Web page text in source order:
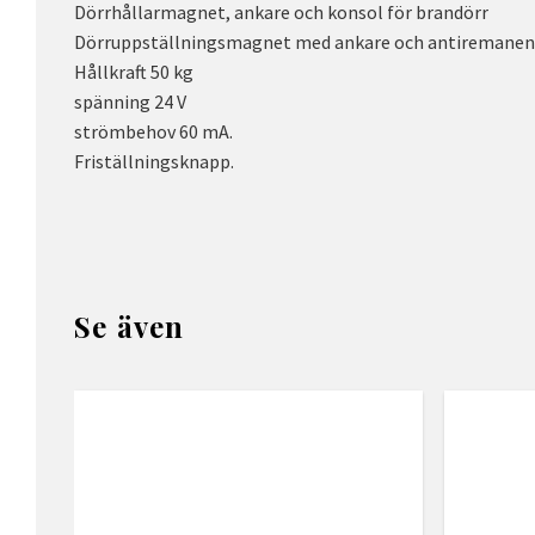
Dörrhållarmagnet, ankare och konsol för brandörr
Dörruppställningsmagnet med ankare och
Hållkraft 50 kg
spänning 24 V
strömbehov 60 mA.
Friställningsknapp.
Se även